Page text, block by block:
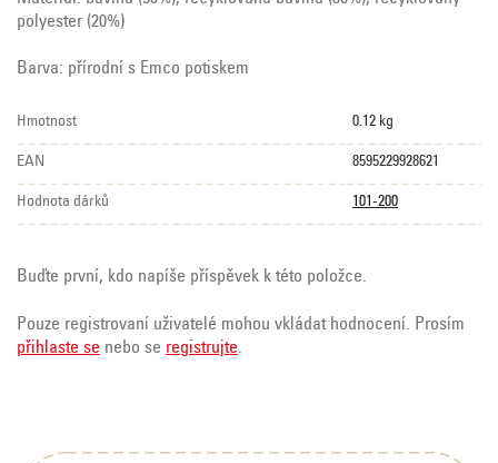
polyester (20%)
Barva: přírodní s Emco potiskem
Hmotnost 0.12 kg
EAN 8595229928621
Hodnota dárků 101-200
Buďte první, kdo napíše příspěvek k této položce.
Pouze registrovaní uživatelé mohou vkládat hodnocení. Prosím
přihlaste se nebo se registrujte.